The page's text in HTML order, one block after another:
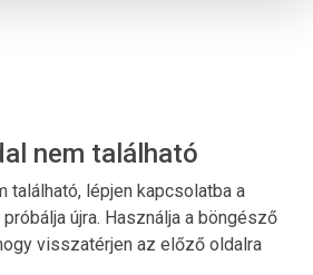
nem található
található, lépjen kapcsolatba a
újra. Használja a böngésző
visszatérjen az előző oldalra